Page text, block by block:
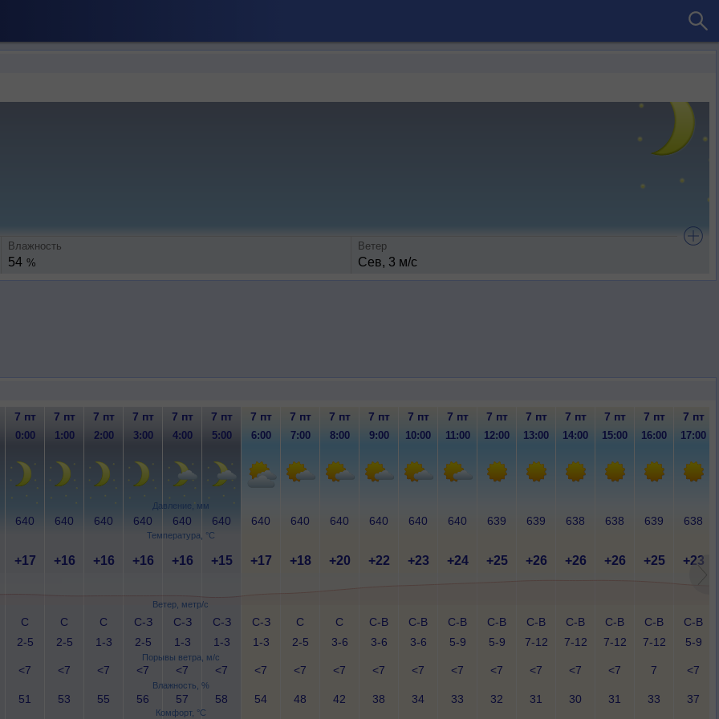
Влажность
54 %
Ветер
Сев, 3 м/с
Давление, мм
Температура, °C
Ветер, метр/с
Порывы ветра, м/с
Влажность, %
Комфорт, °C
7 пт 7 пт 7 пт 7 пт 7 пт 7 пт 7 пт 7 пт 7 пт 7 пт 7 пт 7 пт 7 пт 7 пт 7 пт 7 пт 7 пт 7 пт
0:00 1:00 2:00 3:00 4:00 5:00 6:00 7:00 8:00 9:00 10:00 11:00 12:00 13:00 14:00 15:00 16:00 17:00
640 640 640 640 640 640 640 640 640 640 640 640 639 639 638 638 639 638
+17 +16 +16 +16 +16 +15 +17 +18 +20 +22 +23 +24 +25 +26 +26 +26 +25 +23
С
2-5
С
2-5
С
1-3
С-З
2-5
С-З
1-3
С-З
1-3
С-З
1-3
С
2-5
С
3-6
С-В
3-6
С-В
3-6
С-В
5-9
С-В
5-9
С-В
7-12
С-В
7-12
С-В
7-12
С-В
7-12
С-В
5-9
<7 <7 <7 <7 <7 <7 <7 <7 <7 <7 <7 <7 <7 <7 <7 <7 7 <7
51 53 55 56 57 58 54 48 42 38 34 33 32 31 30 31 33 37